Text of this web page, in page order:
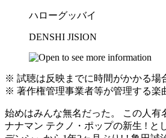
ハローグッバイ
DENSHI JISION
※ 試聴は反映までに時間がかかる場
※ 著作権管理事業者等が管理する楽
始めはみんな無名だった。 この人有
ナナマン テクノ・ポップの新生 ! と